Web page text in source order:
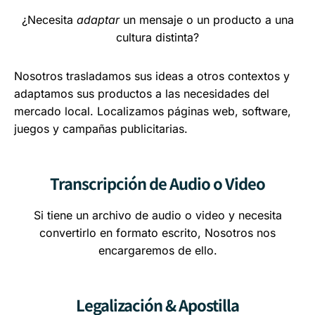
¿Necesita adaptarun mensaje o un producto a una
cultura distinta?
Nosotros trasladamos sus ideas a otros contextos y
adaptamos sus productos a las necesidades del
mercado local. Localizamos páginas web, software,
juegos y campañas publicitarias.
Transcripción de Audio o Video
Si tiene un archivo de audio o video y necesita
convertirlo en formato escrito, Nosotros nos
encargaremos de ello.
Legalización & Apostilla